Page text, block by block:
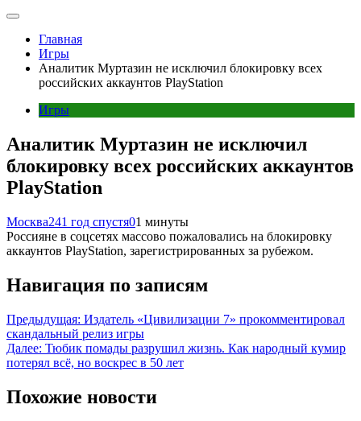
Главная
Игры
Аналитик Муртазин не исключил блокировку всех
российских аккаунтов PlayStation
Игры
Аналитик Муртазин не исключил
блокировку всех российских аккаунтов
PlayStation
Москва241 год спустя01 минуты
Россияне в соцсетях массово пожаловались на блокировку
аккаунтов PlayStation, зарегистрированных за рубежом.
Навигация по записям
Предыдущая: Издатель «Цивилизации 7» прокомментировал
скандальный релиз игры
Далее: Тюбик помады разрушил жизнь. Как народный кумир
потерял всё, но воскрес в 50 лет
Похожие новости